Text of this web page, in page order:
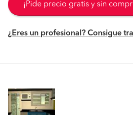
¡Pide precio gratis y sin
¿Eres un profesional? Consigue